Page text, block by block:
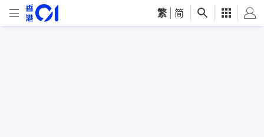
繁 简